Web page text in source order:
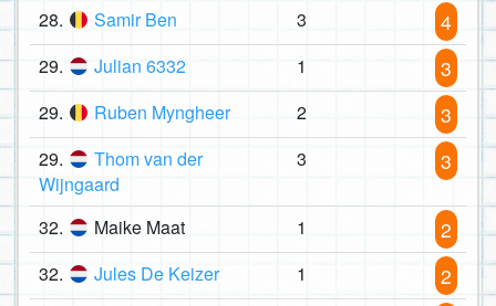
28. Samir Ben 3 4
29. Julian 6332 1 3
29. Ruben Myngheer 2 3
29.
Thom van der
Wijngaard
3 3
32. Maike Maat 1 2
32. Jules De Keizer 1 2